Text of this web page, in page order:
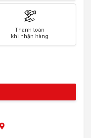
Thanh toán
khi nhận hàng